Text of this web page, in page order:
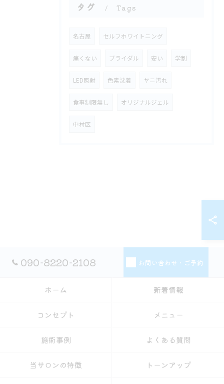
タグ Tags
名古屋 セルフホワイトニング
痛くない ブライダル 安い 学割
LED照射 色素沈着 ヤニ汚れ
食事制限無し オリジナルジェル
中村区
090-8220-2108 お問い合わせ・ご予約
ホーム 新着情報
コンセプト メニュー
施術事例 よくある質問
当サロンの特徴 トーンアップ